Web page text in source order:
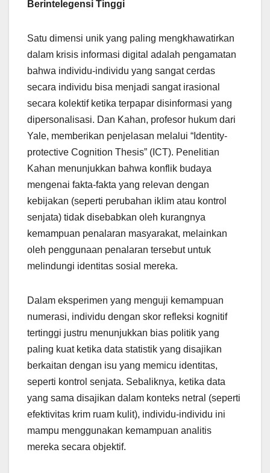
Berintelegensi Tinggi
Satu dimensi unik yang paling mengkhawatirkan
dalam krisis informasi digital adalah pengamatan
bahwa individu-individu yang sangat cerdas
secara individu bisa menjadi sangat irasional
secara kolektif ketika terpapar disinformasi yang
dipersonalisasi. Dan Kahan, profesor hukum dari
Yale, memberikan penjelasan melalui “Identity-
protective Cognition Thesis” (ICT). Penelitian
Kahan menunjukkan bahwa konflik budaya
mengenai fakta-fakta yang relevan dengan
kebijakan (seperti perubahan iklim atau kontrol
senjata) tidak disebabkan oleh kurangnya
kemampuan penalaran masyarakat, melainkan
oleh penggunaan penalaran tersebut untuk
melindungi identitas sosial mereka.
Dalam eksperimen yang menguji kemampuan
numerasi, individu dengan skor refleksi kognitif
tertinggi justru menunjukkan bias politik yang
paling kuat ketika data statistik yang disajikan
berkaitan dengan isu yang memicu identitas,
seperti kontrol senjata. Sebaliknya, ketika data
yang sama disajikan dalam konteks netral (seperti
efektivitas krim ruam kulit), individu-individu ini
mampu menggunakan kemampuan analitis
mereka secara objektif.